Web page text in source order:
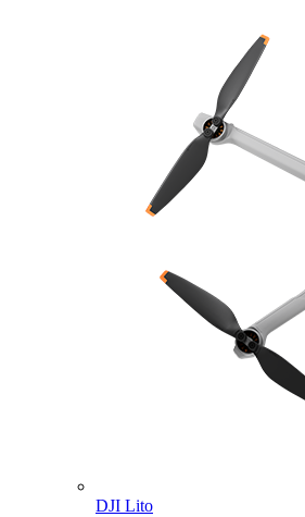
DJI Lito